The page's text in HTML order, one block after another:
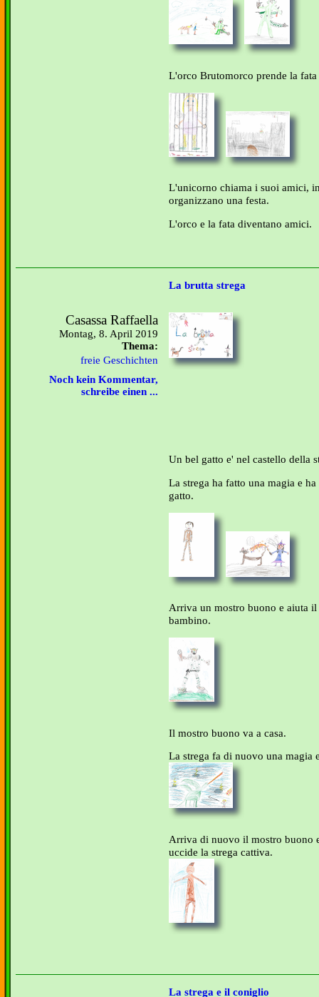
L'orco Brutomorco prende la
L'unicorno chiama i suoi amici,
organizzano una festa.
L'orco e la fata diventano amici.
La brutta strega
Casassa Raffaella
Montag, 8. April 2019
Thema:
freie Geschichten
Noch kein Kommentar,
schreibe einen ...
Un bel gatto e' nel castello della
La strega ha fatto una magia e
gatto.
Arriva un mostro buono e aiuta
bambino.
Il mostro buono va a casa.
La strega fa di nuovo una magia
Arriva di nuovo il mostro buono
uccide la strega cattiva.
La strega e il coniglio